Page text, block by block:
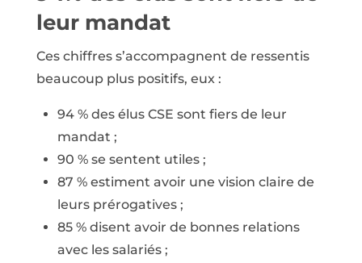
leur mandat
Ces chiffres s’accompagnent de ressentis
beaucoup plus positifs, eux :
94 % des élus CSE sont fiers de leur
mandat ;
90 % se sentent utiles ;
87 % estiment avoir une vision claire de
leurs prérogatives ;
85 % disent avoir de bonnes relations
avec les salariés ;